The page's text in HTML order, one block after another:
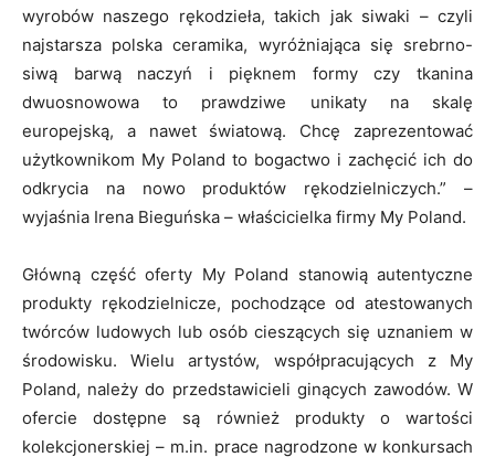
wyrobów naszego rękodzieła, takich jak siwaki – czyli
najstarsza polska ceramika, wyróżniająca się srebrno-
siwą barwą naczyń i pięknem formy czy tkanina
dwuosnowowa to prawdziwe unikaty na skalę
europejską, a nawet światową. Chcę zaprezentować
użytkownikom My Poland to bogactwo i zachęcić ich do
odkrycia na nowo produktów rękodzielniczych.” –
wyjaśnia Irena Bieguńska – właścicielka firmy My Poland.
Główną część oferty My Poland stanowią autentyczne
produkty rękodzielnicze, pochodzące od atestowanych
twórców ludowych lub osób cieszących się uznaniem w
środowisku. Wielu artystów, współpracujących z My
Poland, należy do przedstawicieli ginących zawodów. W
ofercie dostępne są również produkty o wartości
kolekcjonerskiej – m.in. prace nagrodzone w konkursach